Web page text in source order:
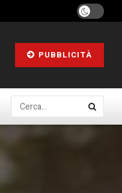
PUBBLICITÀ